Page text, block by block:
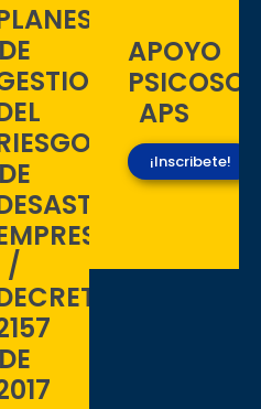
DE
DE
/
DE
APOYO
APS
¡Inscribete!